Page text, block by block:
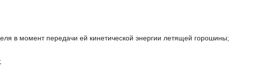
в момент передачи ей кинетической энергии летящей горошины;